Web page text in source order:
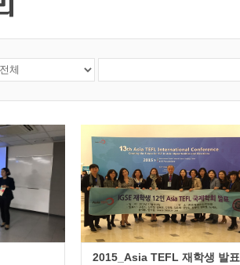
2015_Asia TEFL 재학생 발표